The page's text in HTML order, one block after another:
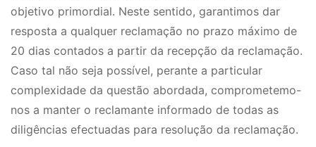
objetivo primordial. Neste sentido, garantimos dar
resposta a qualquer reclamação no prazo máximo de
20 dias contados a partir da recepção da reclamação.
Caso tal não seja possível, perante a particular
complexidade da questão abordada, comprometemo-
nos a manter o reclamante informado de todas as
diligências efectuadas para resolução da reclamação.